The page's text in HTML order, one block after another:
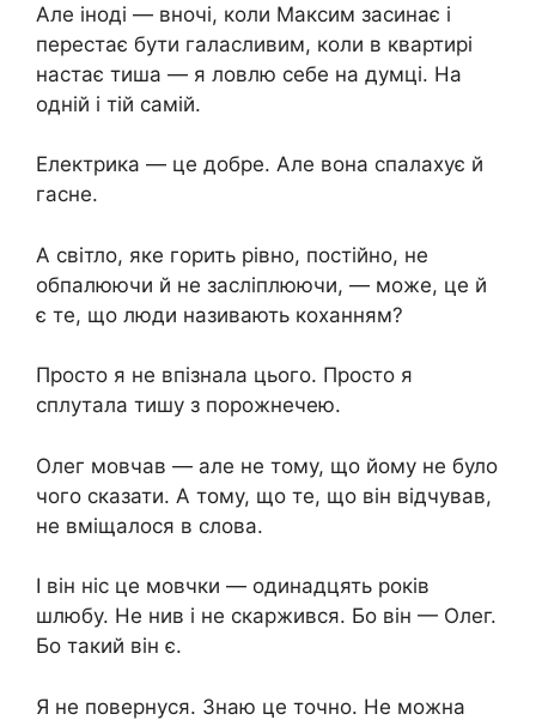
Але іноді — вночі, коли Максим засинає і
перестає бути галасливим, коли в квартирі
настає тиша — я ловлю себе на думці. На
одній і тій самій.
Електрика — це добре. Але вона спалахує й
гасне.
А світло, яке горить рівно, постійно, не
обпалюючи й не засліплюючи, — може, це й
є те, що люди називають коханням?
Просто я не впізнала цього. Просто я
сплутала тишу з порожнечею.
Олег мовчав — але не тому, що йому не було
чого сказати. А тому, що те, що він відчував,
не вміщалося в слова.
І він ніс це мовчки — одинадцять років
шлюбу. Не нив і не скаржився. Бо він — Олег.
Бо такий він є.
Я не повернуся. Знаю це точно. Не можна